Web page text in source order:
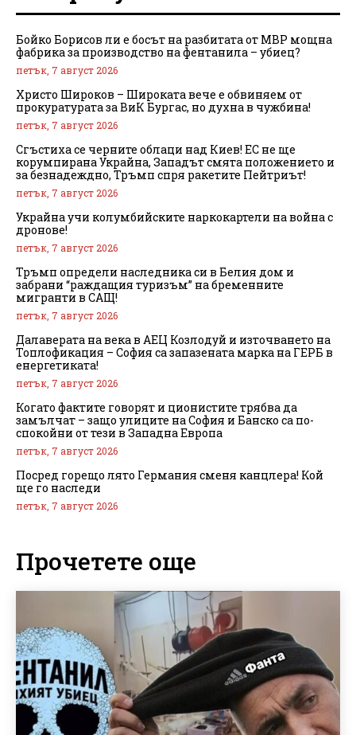
Бойко Борисов ли е босът на разбитата от МВР мощна
фабрика за производство на фентанила – убиец?
петък, 7 август 2026
Христо Широков – Широката вече е обвиняем от
прокуратурата за ВиК Бургас, но духна в чужбина!
петък, 7 август 2026
Сгъстиха се черните облаци над Киев! ЕС не ще
корумпирана Украйна, Западът смята положението и
за безнадеждно, Тръмп спря ракетите Пейтриът!
петък, 7 август 2026
Украйна учи колумбийските наркокартели на война с
дронове!
петък, 7 август 2026
Тръмп определи наследника си в Белия дом и
забрани “раждащия туризъм” на бременните
мигранти в САЩ!
петък, 7 август 2026
Далаверата на века в АЕЦ Козлодуй и източването на
Топлофикация – София са запазената марка на ГЕРБ в
енергетиката!
петък, 7 август 2026
Когато фактите говорят и ционистите трябва да
замълчат – защо улиците на София и Банско са по-
спокойни от тези в Западна Европа
петък, 7 август 2026
Посред горещо лято Германия сменя канцлера! Кой
ще го наследи
петък, 7 август 2026
Прочетете още